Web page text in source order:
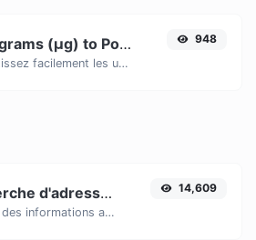
Micrograms (µg) to Pounds (lbs)
Convertissez facilement les unités de poids Micrograms (µg) en Pounds (lbs) grâce à ce convertisseur simple.
948
Recherche d'adresse IP
Obtenir des informations approximatives sur l'adresse IP.
14,609